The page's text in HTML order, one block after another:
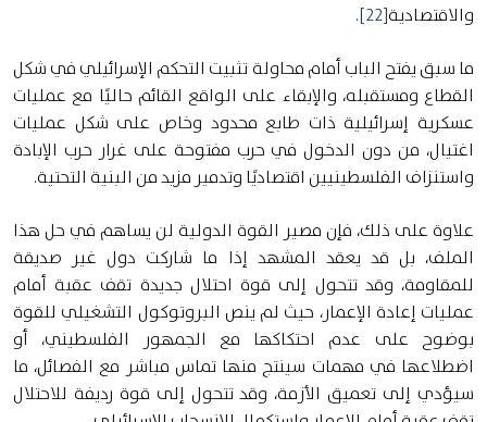
والاقتصادية[22]
.
ما سبق يفتح الباب أمام محاولة تثبيت التحكم الإسرائيلي في شكل
القطاع ومستقبله، والإبقاء على الواقع القائم حاليًا مع عمليات
عسكرية إسرائيلية ذات طابع محدود وخاص على شكل عمليات
اغتيال، من دون الدخول في حرب مفتوحة على غرار حرب الإبادة
واستنزاف الفلسطينيين اقتصاديًا وتدمير مزيد من البنية التحتية.
علاوة على ذلك، فإن مصير القوة الدولية لن يساهم في حل هذا
الملف، بل قد يعقد المشهد إذا ما شاركت دول غير صديقة
للمقاومة، وقد تتحول إلى قوة احتلال جديدة تقف عقبة أمام
عمليات إعادة الإعمار، حيث لم ينص البروتوكول التشغيلي للقوة
بوضوح على عدم احتكاكها مع الجمهور الفلسطيني، أو
اضطلاعها في مهمات سينتج منها تماس مباشر مع الفصائل، ما
سيؤدي إلى تعميق الأزمة، وقد تتحول إلى قوة رديفة للاحتلال